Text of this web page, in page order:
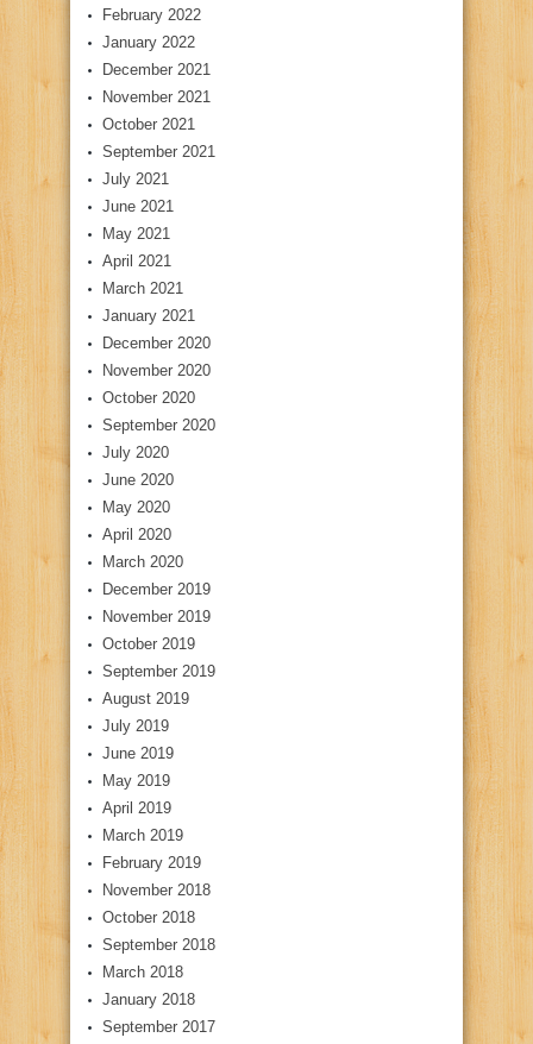
February 2022
January 2022
December 2021
November 2021
October 2021
September 2021
July 2021
June 2021
May 2021
April 2021
March 2021
January 2021
December 2020
November 2020
October 2020
September 2020
July 2020
June 2020
May 2020
April 2020
March 2020
December 2019
November 2019
October 2019
September 2019
August 2019
July 2019
June 2019
May 2019
April 2019
March 2019
February 2019
November 2018
October 2018
September 2018
March 2018
January 2018
September 2017